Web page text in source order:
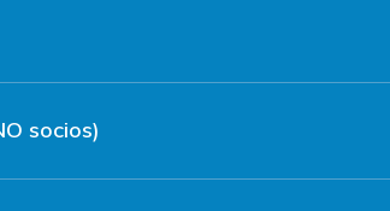
socios)